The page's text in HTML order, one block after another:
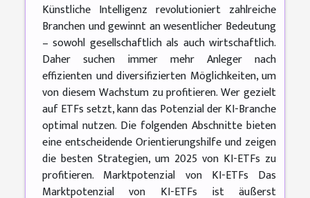
Künstliche Intelligenz revolutioniert zahlreiche
Branchen und gewinnt an wesentlicher Bedeutung
– sowohl gesellschaftlich als auch wirtschaftlich.
Daher suchen immer mehr Anleger nach
effizienten und diversifizierten Möglichkeiten, um
von diesem Wachstum zu profitieren. Wer gezielt
auf ETFs setzt, kann das Potenzial der KI-Branche
optimal nutzen. Die folgenden Abschnitte bieten
eine entscheidende Orientierungshilfe und zeigen
die besten Strategien, um 2025 von KI-ETFs zu
profitieren. Marktpotenzial von KI-ETFs Das
Marktpotenzial von KI-ETFs ist äußerst